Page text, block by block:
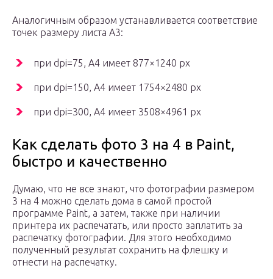
Аналогичным образом устанавливается соответствие
точек размеру листа А3:
при dpi=75, А4 имеет 877×1240 px
при dpi=150, А4 имеет 1754×2480 px
при dpi=300, А4 имеет 3508×4961 px
Как сделать фото 3 на 4 в Paint,
быстро и качественно
Думаю, что не все знают, что фотографии размером
3 на 4 можно сделать дома в самой простой
программе Paint, а затем, также при наличии
принтера их распечатать, или просто заплатить за
распечатку фотографии. Для этого необходимо
полученный результат сохранить на флешку и
отнести на распечатку.